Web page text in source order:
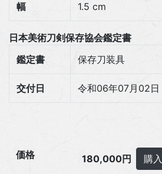
幅 1.5 cm
日本美術刀剣保存協会鑑定書
鑑定書
保存刀装具
交付日 令和06年07月02日
価格 180,000円 購入